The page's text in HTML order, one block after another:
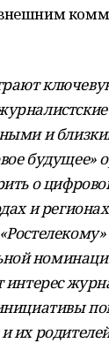
и
будущее»
о
и
интерес
их